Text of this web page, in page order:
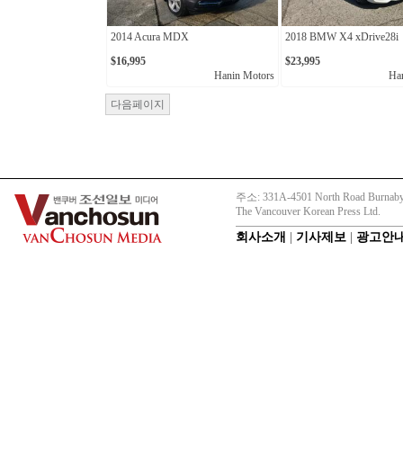
2014 Acura MDX
$16,995
Hanin Motors
2018 BMW X4 xDrive28i
$23,995
다음페이지
주소: 331A-4501 North Road
The Vancouver Korean Press Ltd.
회사소개 기사제보 광고안